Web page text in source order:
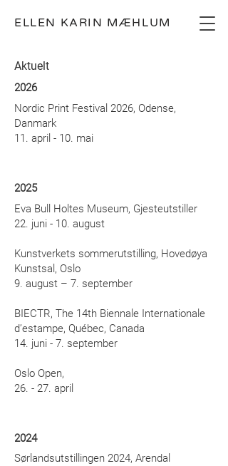
ELLEN KARIN MÆHLUM
Aktuelt
2026
Nordic Print Festival 2026, Odense,
Danmark
11. april - 10. mai
2025
Eva Bull Holtes Museum, Gjesteutstiller
22. juni - 10. august
Kunstverkets sommerutstilling, Hovedøya
Kunstsal, Oslo
9. august – 7. september
BIECTR, The 14th Biennale Internationale
d’estampe, Québec, Canada
14. juni - 7. september
Oslo Open,
26. - 27. april
2024
Sørlandsutstillingen 2024, Arendal